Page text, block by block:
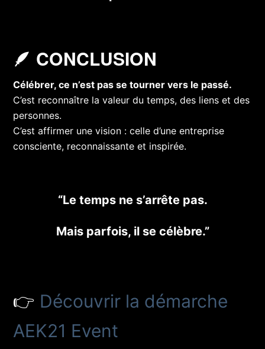
🪶 CONCLUSION
Célébrer, ce n’est pas se tourner vers le passé.
C’est reconnaître la valeur du temps, des liens et des
personnes.
C’est affirmer une vision : celle d’une entreprise
consciente, reconnaissante et inspirée.
“Le temps ne s’arrête pas.
Mais parfois, il se célèbre.”
👉 Découvrir la démarche
AEK21 Event